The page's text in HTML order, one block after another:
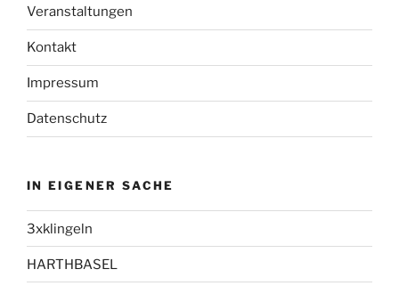
Veranstaltungen
Kontakt
Impressum
Datenschutz
IN EIGENER SACHE
3xklingeln
HARTHBASEL